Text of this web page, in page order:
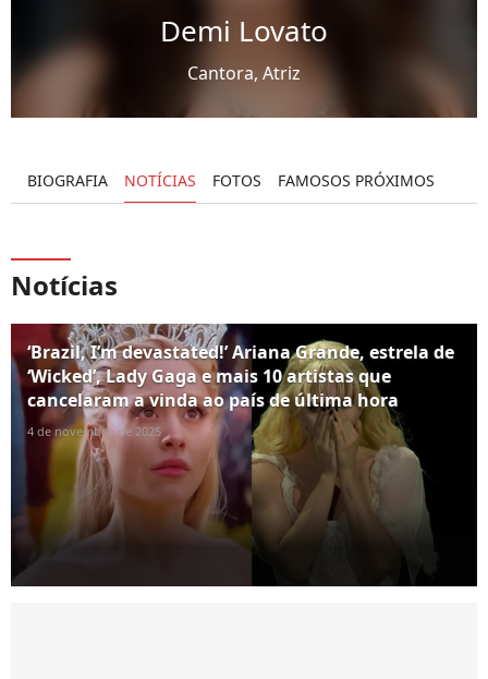
Demi Lovato
Cantora, Atriz
BIOGRAFIA NOTÍCIAS FOTOS FAMOSOS PRÓXIMOS
Notícias
‘Brazil, I’m devastated!’ Ariana Grande, estrela de
‘Wicked’, Lady Gaga e mais 10 artistas que
cancelaram a vinda ao país de última hora
4 de novembro de 2025